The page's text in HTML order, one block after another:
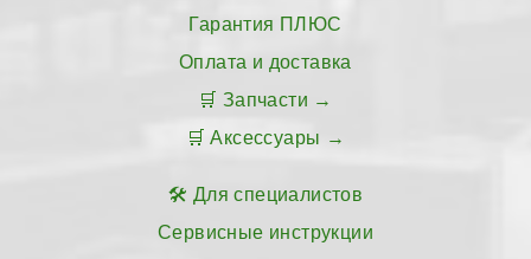
Гарантия ПЛЮС
Оплата и доставка
Запчасти
Аксессуары
Для специалистов
Сервисные инструкции